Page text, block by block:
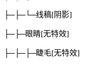
├─├─└─线稿[阴影]
├─├─眼睛[无特效]
├─├─├─睫毛[无特效]